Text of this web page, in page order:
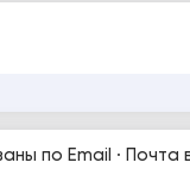
по Email · Почта